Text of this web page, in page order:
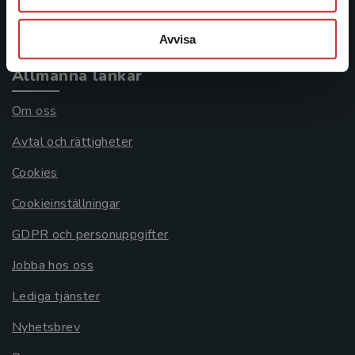
Avvisa
Allmänna länkar
Om oss
Avtal och rättigheter
Cookies
Cookieinställningar
GDPR och personuppgifter
Jobba hos oss
Lediga tjänster
Nyhetsbrev